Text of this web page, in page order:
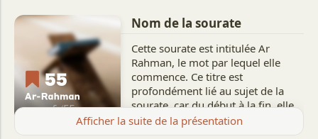
Nom de la sourate
Cette sourate est intitulée Ar
Rahman, le mot par lequel elle
commence. Ce titre est
profondément lié au sujet de la
sourate, car du début à la fin, elle
mentionne les manifestations et
Afficher la suite de la présentation